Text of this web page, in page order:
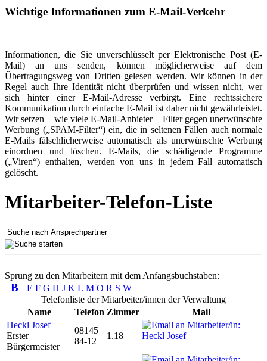
Wichtige Informationen zum E-Mail-Verkehr
Informationen, die Sie unverschlüsselt per Elektronische Post (E-
Mail) an uns senden, können möglicherweise auf dem
Übertragungsweg von Dritten gelesen werden. Wir können in der
Regel auch Ihre Identität nicht überprüfen und wissen nicht, wer
sich hinter einer E-Mail-Adresse verbirgt. Eine rechtssichere
Kommunikation durch einfache E-Mail ist daher nicht gewährleistet.
Wir setzen – wie viele E-Mail-Anbieter – Filter gegen unerwünschte
Werbung („SPAM-Filter“) ein, die in seltenen Fällen auch normale
E-Mails fälschlicherweise automatisch als unerwünschte Werbung
einordnen und löschen. E-Mails, die schädigende Programme
(„Viren“) enthalten, werden von uns in jedem Fall automatisch
gelöscht.
Mitarbeiter-Telefon-Liste
Sprung zu den Mitarbeitern mit dem Anfangsbuchstaben:
B E F G H J K L M O R S W
Telefonliste der Mitarbeiter/innen der Verwaltung
Name
Telefon Zimmer
Mail
Heckl Josef
Erster
Bürgermeister
08145
84-12
1.18